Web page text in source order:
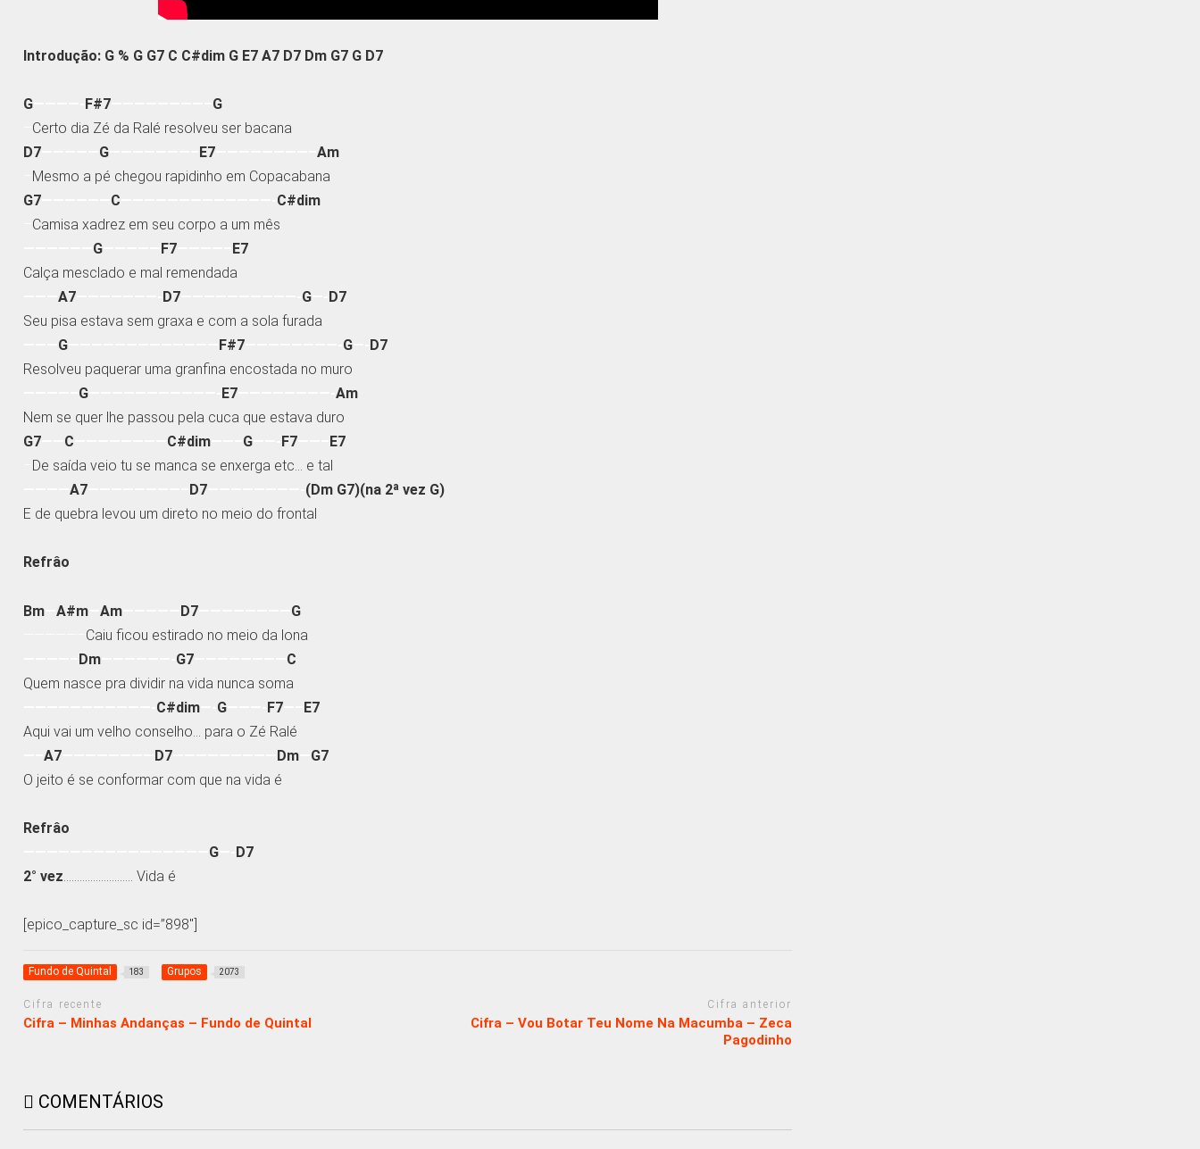
Introdução: G % G G7 C C#dim G E7 A7 D7 Dm G7 G D7
G F#7
G
Certo dia Zé da Ralé resolveu ser bacana
D7
G E7 ————————–Am
Mesmo a pé chegou rapidinho em Copacabana
G7
C
C#dim
Camisa xadrez em seu corpo a um mês
G F7
E7
Calça mesclado e mal remendada
———A7 D7 G
D7
Seu pisa estava sem graxa e com a sola furada
G F#7 G
D7
Resolveu paquerar uma granfina encostada no muro
G E7 ————————-Am
Nem se quer lhe passou pela cuca que estava duro
G7
C C#dim G F7
E7
De saída veio tu se manca se enxerga etc… e tal
————A7 D7
(Dm G7)(na 2ª vez G)
E de quebra levou um direto no meio do frontal
Refrâo
Bm —A#m —Am D7
G
Caiu ficou estirado no meio da lona
Dm G7
C
Quem nasce pra dividir na vida nunca soma
C#dim G F7
E7
Aqui vai um velho conselho… para o Zé Ralé
—–A7 D7 Dm
G7
O jeito é se conformar com que na vida é
Refrâo
G
D7
2° vez …………………….. Vida é
[epico_capture_sc id=”898″]
Fundo de Quintal 183 Grupos 2073
Cifra recente
Cifra – Minhas Andanças – Fundo de Quintal
Cifra anterior
Cifra – Vou Botar Teu Nome Na Macumba – Zeca
Pagodinho
COMENTÁRIOS